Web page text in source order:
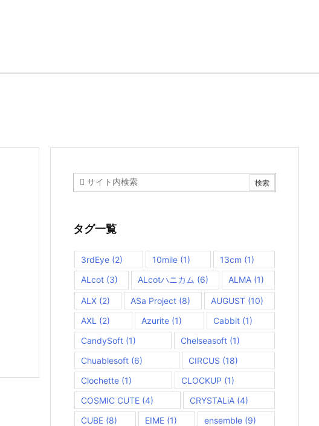
タグ一覧
3rdEye (2) 10mile (1) 13cm (1)
ALcot (3) ALcotハニカム (6) ALMA (1)
ALX (2) ASa Project (8) AUGUST (10)
AXL (2) Azurite (1) Cabbit (1)
CandySoft (1) Chelseasoft(1)
Chuablesoft (6) CIRCUS (18)
Clochette (1) CLOCKUP (1)
COSMIC CUTE (4) CRYSTALiA(4)
CUBE (8) EIME(1) ensemble (9)